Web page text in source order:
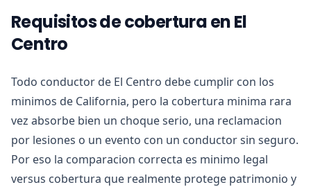
Requisitos de cobertura en El
Centro
Todo conductor de El Centro debe cumplir con los
minimos de California, pero la cobertura minima rara
vez absorbe bien un choque serio, una reclamacion
por lesiones o un evento con un conductor sin seguro.
Por eso la comparacion correcta es minimo legal
versus cobertura que realmente protege patrimonio y